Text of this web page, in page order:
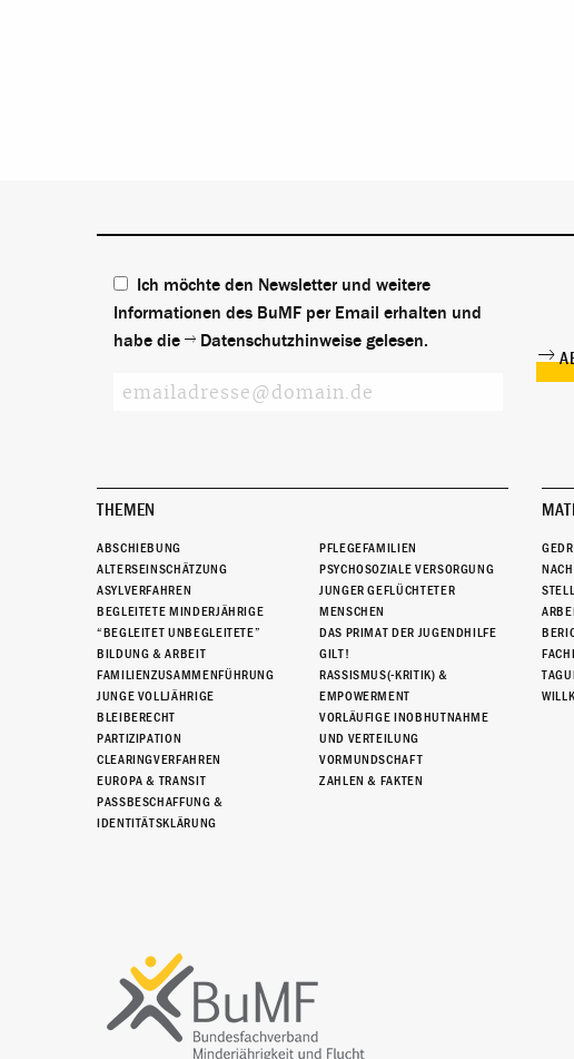
Ich möchte den Newsletter und weitere
Informationen des BuMF per Email erhalten und
habe die
Datenschutzhinweise gelesen.
THEMEN
ABSCHIEBUNG
ALTERSEINSCHÄTZUNG
ASYLVERFAHREN
BEGLEITETE MINDERJÄHRIGE
“BEGLEITET UNBEGLEITETE”
BILDUNG & ARBEIT
FAMILIENZUSAMMENFÜHRUNG
JUNGE VOLLJÄHRIGE
BLEIBERECHT
PARTIZIPATION
CLEARINGVERFAHREN
EUROPA & TRANSIT
PASSBESCHAFFUNG &
IDENTITÄTSKLÄRUNG
PFLEGEFAMILIEN
PSYCHOSOZIALE VERSORGUNG
JUNGER GEFLÜCHTETER
MENSCHEN
DAS PRIMAT DER JUGENDHILFE
GILT!
RASSISMUS(-KRITIK) &
EMPOWERMENT
VORLÄUFIGE INOBHUTNAHME
UND VERTEILUNG
VORMUNDSCHAFT
ZAHLEN & FAKTEN